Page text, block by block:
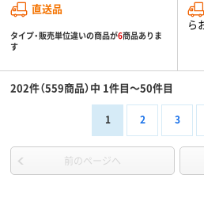
直送品
タイプ・販売単位違いの商品が6商品ありま
す
ら
202件（559商品）中 1件目～50件目
1 2 3
前のページへ